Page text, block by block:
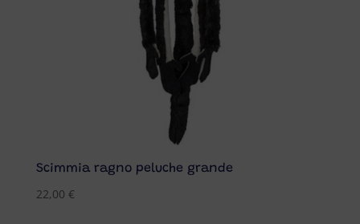
Scimmia ragno peluche grande
22,00 €